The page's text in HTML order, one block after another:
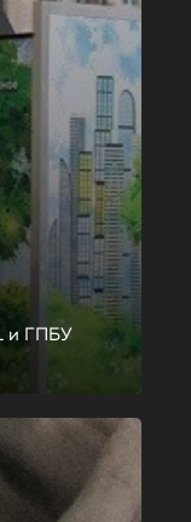
и ГПБУ